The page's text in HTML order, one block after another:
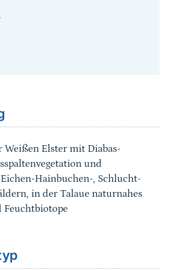
Weißen Elster mit Diabas-
und
Hainbuchen-, Schlucht-
in der Talaue naturnahes
Feuchtbiotope